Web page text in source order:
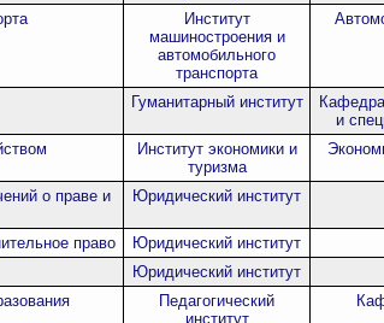
Институт
машиностроения и
автомобильного
транспорта
Гуманитарный институт
и
Институт экономики и
туризма
о праве и
Юридический институт
право
Юридический институт
Юридический институт
Педагогический
институт